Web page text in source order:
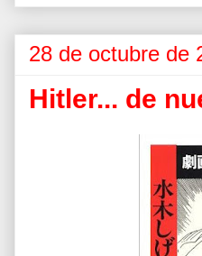
28 de octubre de
Hitler... de